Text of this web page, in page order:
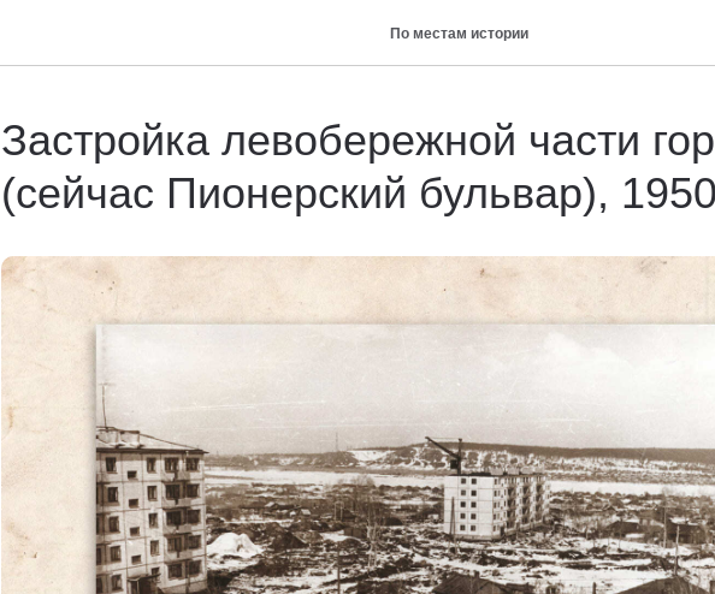
По местам истории
Застройка левобережной части
(сейчас Пионерский бульвар),